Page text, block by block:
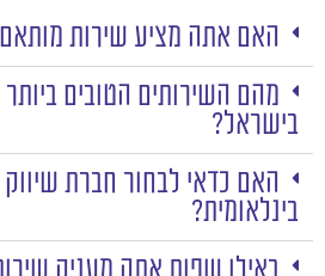
האם אתה מציע שירות
מהם השירותים הטובים ביותר
בישראל?
האם כדאי לבחור חברת שיווק
בינלאומית?